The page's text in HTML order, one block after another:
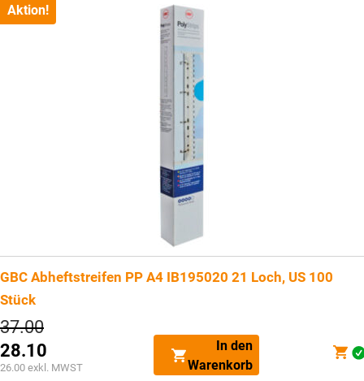
CHF21.10.
Aktion!
GBC Abheftstreifen PP A4 IB195020 21 Loch, US 100
Stück
37.00Ursprünglicher
Preis
war:
CHF37.00
28.10
Aktueller
26.00 exkl. MWST
In den
Warenkorb